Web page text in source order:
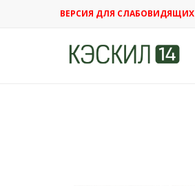
ВЕРСИЯ ДЛЯ СЛАБОВИДЯЩИХ